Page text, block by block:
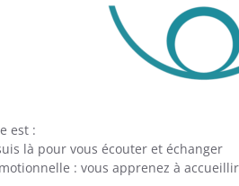
est :
là pour vous écouter et échanger
: vous apprenez à